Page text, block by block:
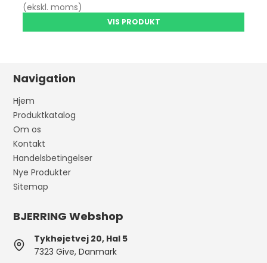
(ekskl. moms)
VIS PRODUKT
Navigation
Hjem
Produktkatalog
Om os
Kontakt
Handelsbetingelser
Nye Produkter
Sitemap
BJERRING Webshop
Tykhøjetvej 20, Hal 5
7323 Give, Danmark